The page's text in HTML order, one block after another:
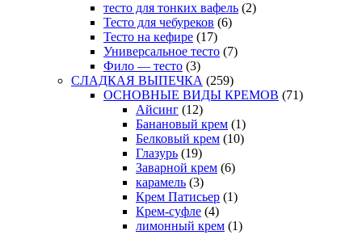
тесто для тонких вафель (2)
Тесто для чебуреков (6)
Тесто на кефире (17)
Универсальное тесто (7)
Фило — тесто (3)
СЛАДКАЯ ВЫПЕЧКА (259)
ОСНОВНЫЕ ВИДЫ КРЕМОВ (71)
Айсинг (12)
Банановый крем (1)
Белковый крем (10)
Глазурь (19)
Заварной крем (6)
карамель (3)
Крем Патисьер (1)
Крем-суфле (4)
лимонный крем (1)